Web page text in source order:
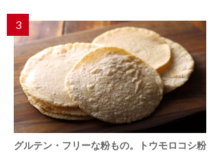
3
グルテン・フリーな粉もの。トウモロコシ粉